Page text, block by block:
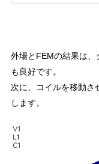
図３−６．磁
外場とFEMの結果は
も良好です。
次に、コイルを移動さ
します。